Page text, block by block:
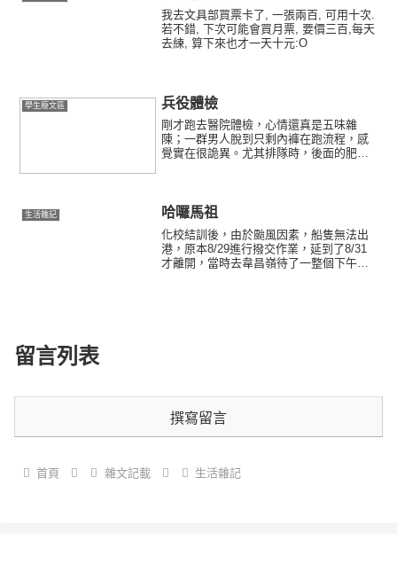
我去文具部買票卡了, 一張兩百, 可用十次.
若不錯, 下次可能會買月票, 要價三百,每天
去練, 算下來也才一天十元:O
學生廢文區 兵役體檢
剛才跑去醫院體檢，心情還真是五味雜
陳；一群男人脫到只剩內褲在跑流程，感
覺實在很詭異。尤其排隊時，後面的肥肉
生活雜記 哈囉馬祖
化校結訓後，由於颱風因素，船隻無法出
港，原本8/29進行撥交作業，延到了8/31
才離開，當時去韋昌嶺待了一整個下午，
留言列表
撰寫留言
首頁 雜文記載 生活雜記